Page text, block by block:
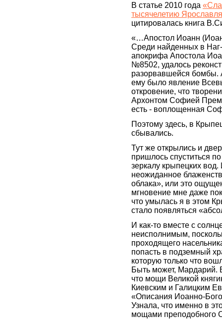
В статье 2010 года
тысячелетию
цитировалась книга
«…Апостол Иоанн
Среди найденных в
апокрифа Апостола
№8502, удалось
разорвавшейся бомбы.
ему было явление
откровение, что
Архонтом Софией
есть - воплощенная
Поэтому здесь, в
сбывались.
Тут же открылись и
пришлось спуститься
зеркалу крыпецких
неожиданное
облака», или это
мгновение мне даже
что умылась я в этом
стало появляться
И как-то вместе с
неисполнимым,
проходящего
попасть в подземный
которую только что
Быть может, Мардарий.
что мощи Великой
Киевским и Галицким
«Описания Иоанно-
Узнала, что именно в
мощами преподобного